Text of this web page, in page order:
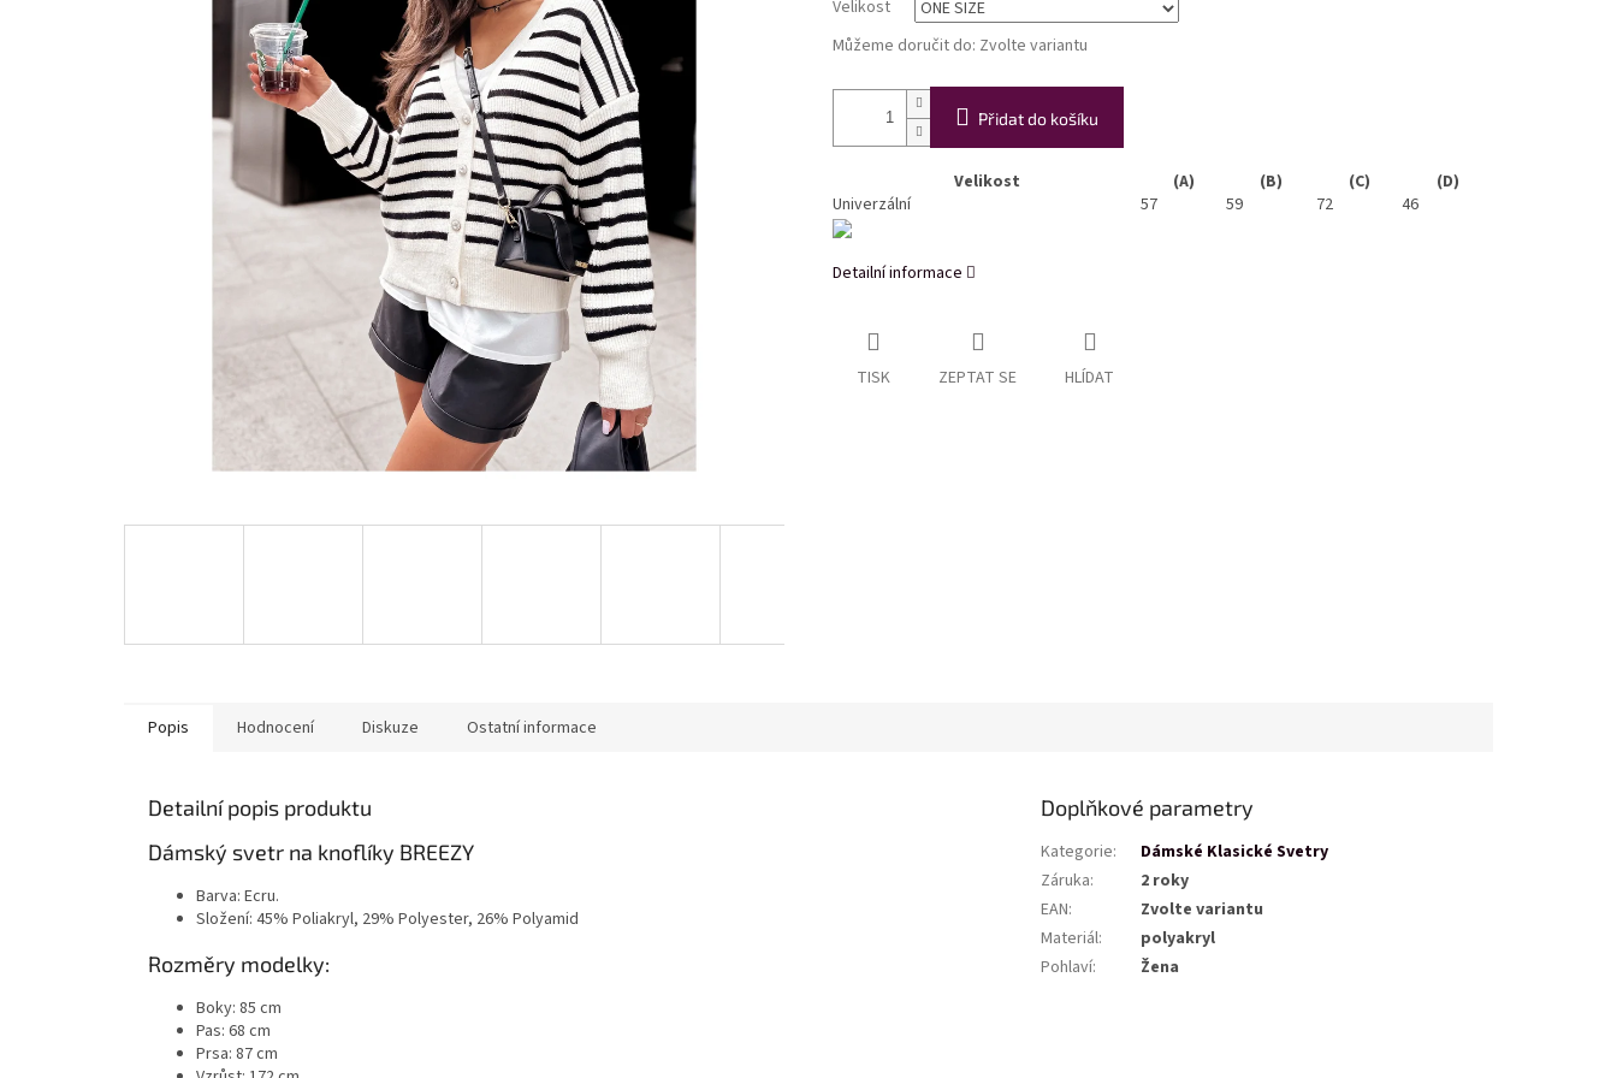
Velikost
Můžeme doručit do: Zvolte variantu
Přidat do košíku
Velikost (A) (B) (C)
(D)
Univerzální
57 59 72 46
Detailní informace
TISK ZEPTAT SE HLÍDAT
Popis Hodnocení Diskuze Ostatní informace
Detailní popis produktu
Dámský svetr na knoflíky BREEZY
Barva: Ecru.
Složení: 45% Poliakryl, 29% Polyester, 26% Polyamid
Rozměry modelky:
Boky: 85 cm
Pas: 68 cm
Prsa: 87 cm
Doplňkové parametry
Kategorie:
Dámské Klasické Svetry
Záruka:
2 roky
EAN:
Zvolte variantu
Materiál:
polyakryl
Pohlaví: Žena